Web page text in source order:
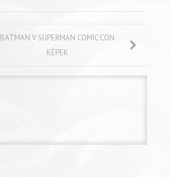
BATMAN V SUPERMAN COMIC CON
KÉPEK